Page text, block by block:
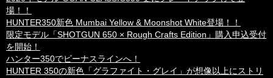
場！！
HUNTER350新色 Mumbai Yellow & Moonshot White登場！！
限定モデル「SHOTGUN 650 × Rough Crafts Edition」購入申込受付
を開始！
ハンター350でビーナスラインへ！
HUNTER 350の新色「グラファイト・グレイ」が想像以上にストリ